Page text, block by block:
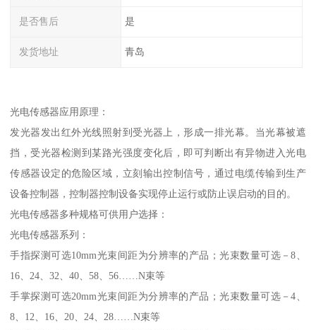
是否售后 是
发货地址 青岛
光电传感器应用原理：
发光器发出红外光线照射到受光器上，形成一排光幕。当光幕被遮
挡，受光器检测到某路光强度变化后，即可判断出有异物进入光电
传感器设定的危险区域，立刻输出控制信号，通过电缆传输到生产
设备控制器，控制器控制设备实现停止运行或防止误启动的目的。
光电传感器多种规格可供用户选择：
光电传感器系列：
手指探测可选10mm光束间距为分辨率的产品；光束数量可选－8、
16、24、32、40、58、56……N束等
手掌探测可选20mm光束间距为分辨率的产品；光束数量可选－4、
8、12、16、20、24、28……N束等